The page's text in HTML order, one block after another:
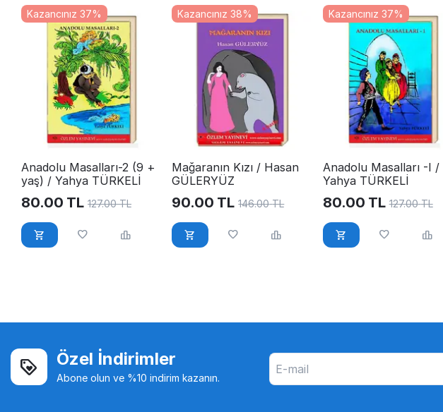
Kazancınız 37%
Anadolu Masalları-2 (9 +
yaş) / Yahya TÜRKELİ
80.00 TL 127.00 TL
Kazancınız 38%
Mağaranın Kızı / Hasan
GÜLERYÜZ
90.00 TL 146.00 TL
Kazancınız 37%
Anadolu Masalları -I /
Yahya TÜRKELİ
80.00 TL 127.00 TL
Özel İndirimler
Abone olun ve %10 indirim kazanın.